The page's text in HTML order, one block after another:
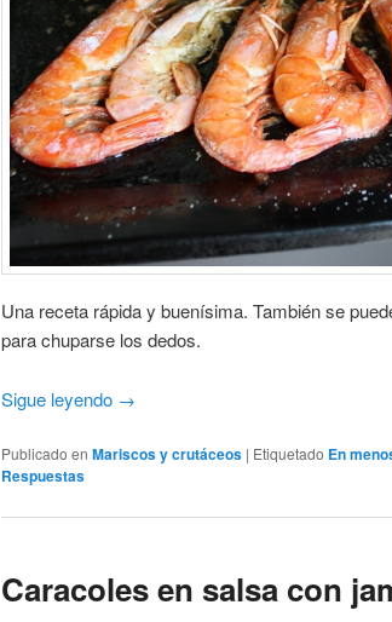
Una receta rápida y buenísima. También se
para chuparse los dedos.
Sigue leyendo →
Publicado en Mariscos y crutáceos | Etiquetado En
Respuestas
Caracoles en salsa con